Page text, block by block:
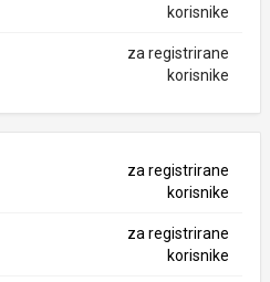
korisnike
za registrirane
korisnike
za registrirane
korisnike
za registrirane
korisnike